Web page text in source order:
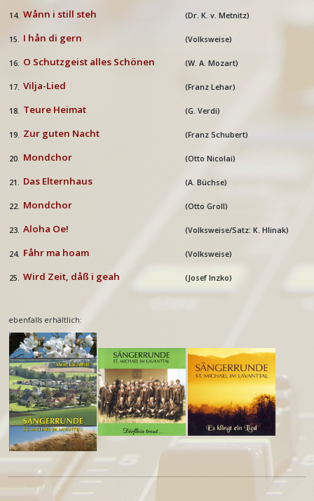
14. Wånn i still steh (Dr. K. v. Metnitz)
15. I hån di gern (Volksweise)
16. O Schutzgeist alles Schönen (W. A. Mozart)
17. Vilja-Lied (Franz Lehar)
18. Teure Heimat (G. Verdi)
19. Zur guten Nacht (Franz Schubert)
20. Mondchor (Otto Nicolai)
21. Das Elternhaus (A. Büchse)
22. Mondchor (Otto Groll)
23. Aloha Oe! (Volksweise/Satz: K. Hlinak)
24. Fåhr ma hoam (Volksweise)
25. Wird Zeit, dåß i geah (Josef Inzko)
ebenfalls erhältlich: